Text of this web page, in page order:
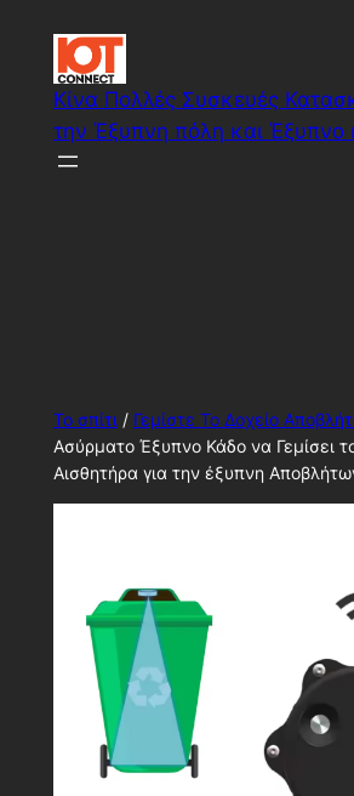
περιεχόμενο
Κίνα Πολλές Συσκευές
την Έξυπνη πόλη και Έξυπνο
Το σπίτι / Γεμίστε Το Δοχείο
Ασύρματο Έξυπνο Κάδο να Γεμίσει
Αισθητήρα για την έξυπνη